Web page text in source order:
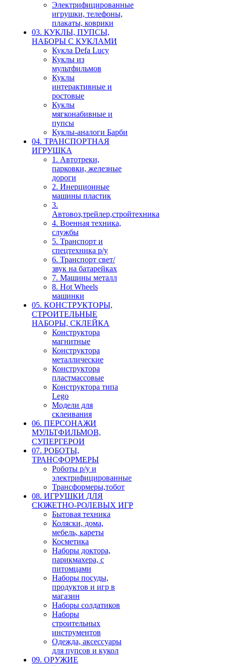
Электрифицированные
игрушки, телефоны,
плакаты, коврики
03. КУКЛЫ, ПУПСЫ,
НАБОРЫ С КУКЛАМИ
Кукла Defa Lucy
Куклы из
мультфильмов
Куклы
интерактивные и
ростовые
Куклы
мягконабивные и
пупсы
Куклы-аналоги Барби
04. ТРАНСПОРТНАЯ
ИГРУШКА
1. Автотреки,
парковки, железные
дороги
2. Инерционные
машины пластик
3.
Автовоз,трейлер,стройтехника
4. Военная техника,
службы
5. Транспорт и
спецтехника р/у
6. Транспорт свет/
звук на батарейках
7. Машины металл
8. Hot Wheels
машинки
05. КОНСТРУКТОРЫ,
СТРОИТЕЛЬНЫЕ
НАБОРЫ, СКЛЕЙКА
Конструктора
магнитные
Конструктора
металлические
Конструктора
пластмассовые
Конструктора типа
Lego
Модели для
склеивания
06. ПЕРСОНАЖИ
МУЛЬТФИЛЬМОВ,
СУПЕРГЕРОИ
07. РОБОТЫ,
ТРАНСФОРМЕРЫ
Роботы р/у и
электрифицированные
Трансформеры,тобот
08. ИГРУШКИ ДЛЯ
СЮЖЕТНО-РОЛЕВЫХ ИГР
Бытовая техника
Коляски, дома,
мебель, кареты
Косметика
Наборы доктора,
парикмахера, с
питомцами
Наборы посуды,
продуктов и игр в
магазин
Наборы солдатиков
Наборы
строительных
инструментов
Одежда, аксессуары
для пупсов и кукол
09. ОРУЖИЕ